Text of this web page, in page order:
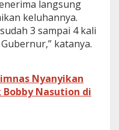
langsung
keluhannya.
3 sampai 4 kali
katanya.
Nyanyikan
Nasution di